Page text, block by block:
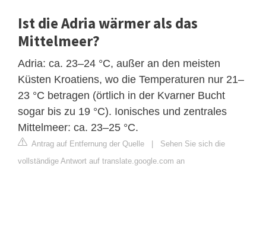
Ist die Adria wärmer als das
Mittelmeer?
Adria: ca. 23–24 °C, außer an den meisten
Küsten Kroatiens, wo die Temperaturen nur 21–
23 °C betragen (örtlich in der Kvarner Bucht
sogar bis zu 19 °C). Ionisches und zentrales
Mittelmeer: ​​ca. 23–25 °C.
Antrag auf Entfernung der Quelle | Sehen Sie sich die
vollständige Antwort auf translate.google.com an